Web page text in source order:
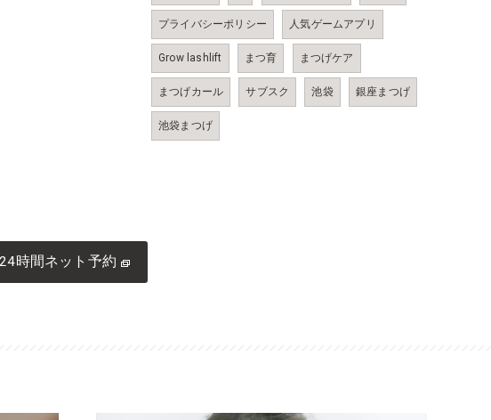
プライバシーポリシー 人気ゲームアプリ
Grow lashlift まつ育 まつげケア
まつげカール サブスク 池袋 銀座まつげ
池袋まつげ
時間ネット予約